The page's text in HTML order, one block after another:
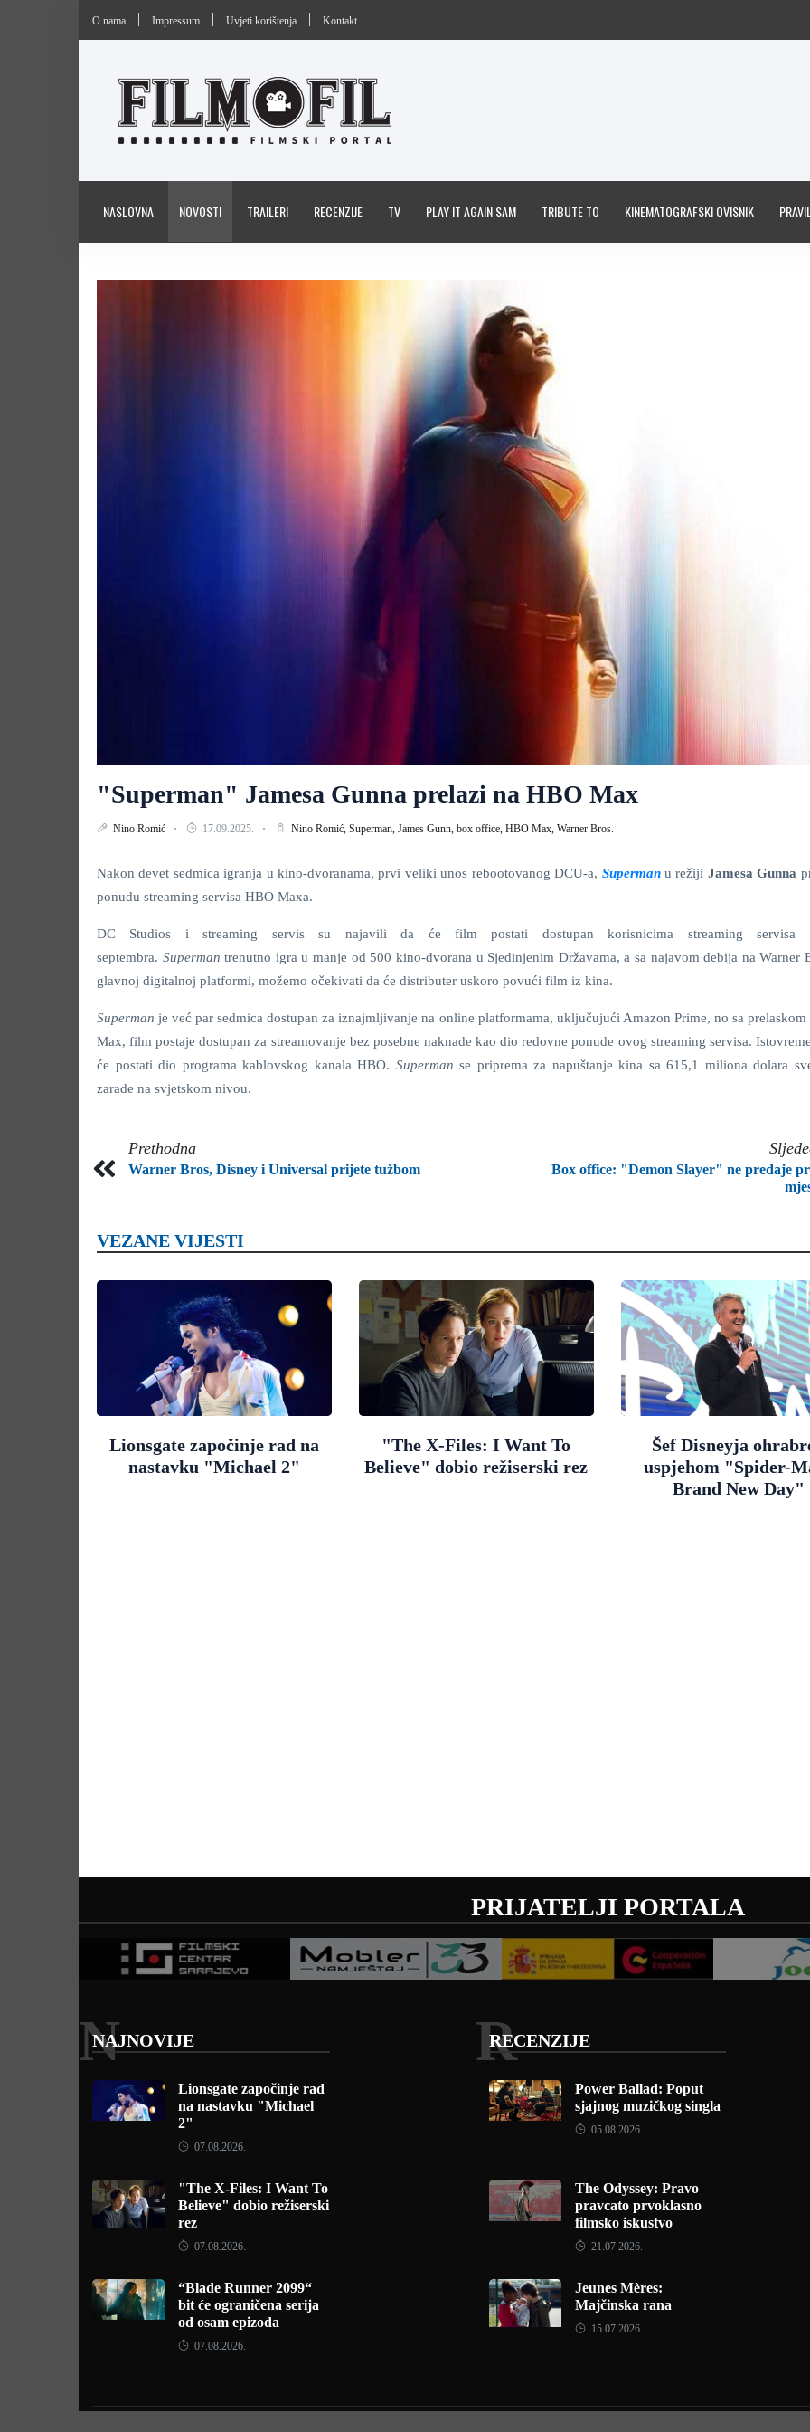
O nama Impressum Uvjeti korištenja Kontakt
NASLOVNA NOVOSTI TRAILERI RECENZIJE TV PLAY IT AGAIN SAM TRIBUTE TO KINEMATOGRAFSKI OVISNIK
"Superman" Jamesa Gunna prelazi na HBO Max
Nino Romić 17.09.2025. Nino Romić, Superman, James Gunn, box office, HBO Max, Warner Bros.
Nakon devet sedmica igranja u kino-dvoranama, prvi veliki unos rebootovanog DCU-a, Superman u režiji Jamesa Gunna
ponudu streaming servisa HBO Maxa.
DC Studios i streaming servis su najavili da će film postati dostupan korisnicima streaming servisa
septembra. Supermantrenutno igra u manje od 500 kino-dvorana u Sjedinjenim Državama, a sa najavom debija na Warner
glavnoj digitalnoj platformi, možemo očekivati da će distributer uskoro povući film iz kina.
Supermanje već par sedmica dostupan za iznajmljivanje na online platformama, uključujući Amazon Prime, no sa prelaskom
Max, film postaje dostupan za streamovanje bez posebne naknade kao dio redovne ponude ovog streaming servisa.
će postati dio programa kablovskog kanala HBO. Supermanse priprema za napuštanje kina sa 615,1 miliona dolara
zarade na svjetskom nivou.
Prethodna
Warner Bros, Disney i Universal prijete tužbom
Box office: "Demon Slayer" ne predaje
VEZANE VIJESTI
Lionsgate započinje rad na
nastavku "Michael 2"
"The X-Files: I Want To
Believe" dobio režiserski rez
Šef Disneyja
uspjehom "Spider-
Brand New Day"
PRIJATELJI PORTALA
NAJNOVIJE
N
Lionsgate započinje rad
na nastavku "Michael
2"
07.08.2026.
"The X-Files: I Want To
Believe" dobio režiserski
rez
07.08.2026.
“Blade Runner 2099“
bit će ograničena serija
od osam epizoda
07.08.2026.
RECENZIJE
R
Power Ballad: Poput
sjajnog muzičkog singla
05.08.2026.
The Odyssey: Pravo
pravcato prvoklasno
filmsko iskustvo
21.07.2026.
Jeunes Mères:
Majčinska rana
15.07.2026.